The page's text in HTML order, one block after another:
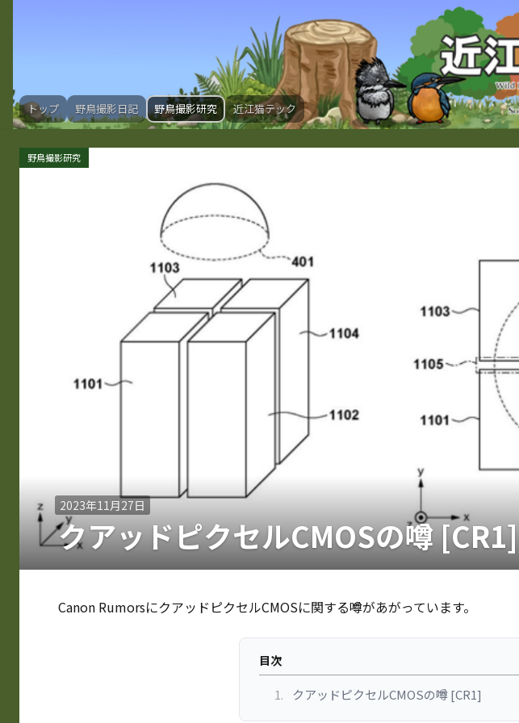
トップ 野鳥撮影日記 野鳥撮影研究 近江猫テック
野鳥撮影研究
2023年11月27日
クアッドピクセルCMOSの噂 [CR1]
Canon RumorsにクアッドピクセルCMOSに関する噂があがっています。
目次
1. クアッドピクセルCMOSの噂 [CR1]